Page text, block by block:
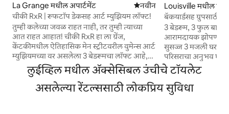
La Grange मधील अपार्टमेंट नवीन राहण्याची जागा
नवीन
चीकी RxR | रूफटॉप डेकसह आर्ट म्युझियम लॉफ्ट!
तुम्ही कलेच्या जवळ राहत नाही, तर तुम्ही त्याच्या
आत राहत आहात! चीकी RxR हा ला ग्रेंज,
केंटकीमधील ऐतिहासिक मेन स्ट्रीटवरील वुमेन्स आर्ट
म्युझियमच्या वर असलेला 3 बेडरूमचा लॉफ्ट आहे,
जिथून दररोज फ्रेट ट्रेन्स डाउनटाउनमधून जातात.
रोटेटिंग गॅलरीज, आर्ट लायब्ररी, लिसनिंग रूम आणि
कॅफेचा आनंद घ्या. किंग, क्वीन आणि ट्विन बेडसह 6
जणांसाठी झोपायची सोय, दोन लिव्हिंग एरिया,
Louisville मधील घर
बॅकयार्डसह ग्रुपसाठी
3 बेडरूम, 3 फुल
आरामदायक
सुसज्ज 3 मजली घरात
परिसराचा अनुभव
नेस्प्रेसो कॉफी मेकर
स्वयंपाकघराचा,
आरामदायक लिव्हिंग
तसेच आराम
लुईव्हिल मधील ॲक्सेसिबल उंचीचे टॉयलेट
असलेल्या रेंटल्ससाठी लोकप्रिय सुविधा